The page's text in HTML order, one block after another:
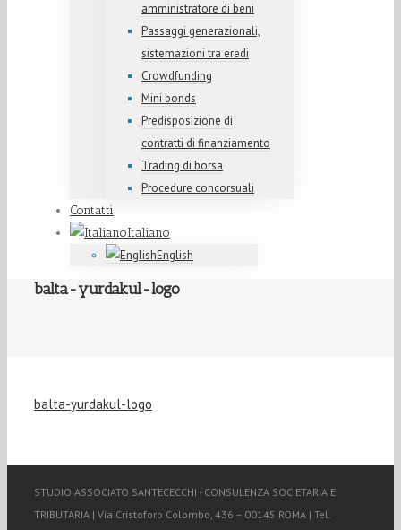
amministratore di beni
Passaggi generazionali,
sistemazioni tra eredi
Crowdfunding
Mini bonds
Predisposizione di
contratti di finanziamento
Trading di borsa
Procedure concorsuali
Contatti
Italiano
English
balta-yurdakul-logo
balta-yurdakul-logo
STUDIO ASSOCIATO SANTECECCHI - CONSULENZA SOCIETARIA E
TRIBUTARIA | Via Cristoforo Colombo, 436 – 00145 ROMA | Tel.